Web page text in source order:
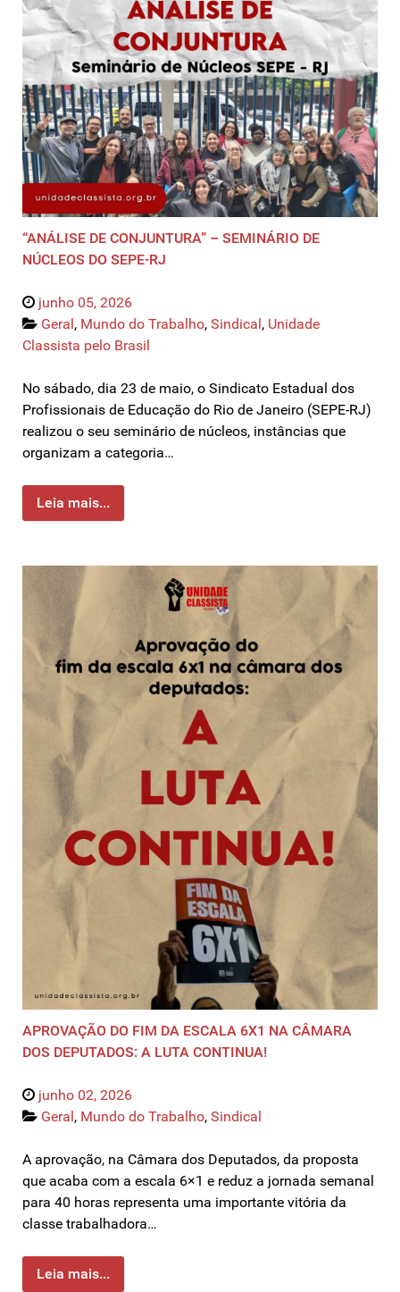
“ANÁLISE DE CONJUNTURA” – SEMINÁRIO DE
NÚCLEOS DO SEPE-RJ
junho 05, 2026
Geral, Mundo do Trabalho, Sindical, Unidade
Classista pelo Brasil
No sábado, dia 23 de maio, o Sindicato Estadual dos
Profissionais de Educação do Rio de Janeiro (SEPE-RJ)
realizou o seu seminário de núcleos, instâncias que
organizam a categoria…
Leia mais...
APROVAÇÃO DO FIM DA ESCALA 6X1 NA CÂMARA
DOS DEPUTADOS: A LUTA CONTINUA!
junho 02, 2026
Geral , Mundo do Trabalho, Sindical
A aprovação, na Câmara dos Deputados, da proposta
que acaba com a escala 6×1 e reduz a jornada semanal
para 40 horas representa uma importante vitória da
classe trabalhadora…
Leia mais...